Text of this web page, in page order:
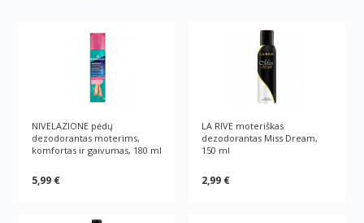
NIVELAZIONE pėdų
dezodorantas moterims,
komfortas ir gaivumas, 180 ml
5,99 €
LA RIVE moteriškas
dezodorantas Miss Dream,
150 ml
2,99 €